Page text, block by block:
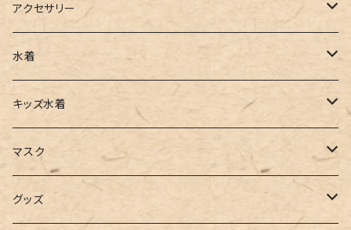
ベスト
チュニック
タンクトップ
キャミソール
インナー
ワイドパンツ
カーゴパンツ
サロペット
ガウチョ
レギンス
サロペット
オールインワン
パンプス
サンダル
スニーカー
フラットシューズ
レインシューズ
トートバッグ
ショルダー
バックパック
カゴバッグ
エコバッグ
アクセサリー
その他
水着
ワンピース
ビキニ
ワンショルダー
キッズ水着
女の子
男の子
マスク
アクセサリー
グッズ